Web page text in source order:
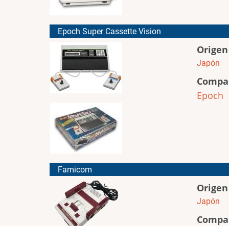
Epoch Super Cassette Vision
Origen
Japón
Epoch
Famicom
Origen
Japón